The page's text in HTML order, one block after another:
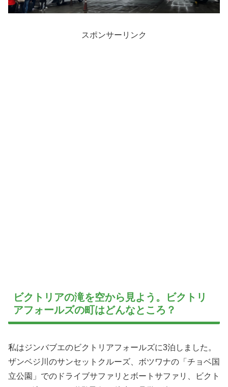
スポンサーリンク
ビクトリアの滝を空から見よう。ビクトリ
アフォールズの町はどんなところ？
私はジンバブエのビクトリアフォールズに3泊しました。
ザンベジ川のサンセットクルーズ、ボツワナの「チョベ国
立公園」でのドライブサファリとボートサファリ、ビクト